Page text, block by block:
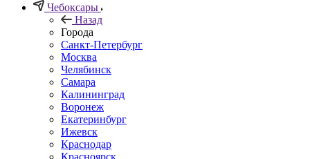
Чебоксары
Назад
Города
Санкт-Петербург
Москва
Челябинск
Самара
Калининград
Воронеж
Екатеринбург
Ижевск
Краснодар
Красноярск